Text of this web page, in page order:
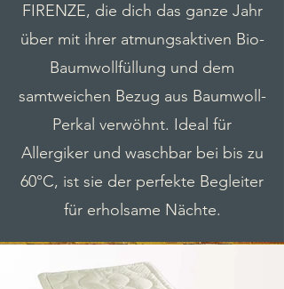
FIRENZE, die dich das ganze Jahr
über mit ihrer atmungsaktiven Bio-
Baumwollfüllung und dem
samtweichen Bezug aus Baumwoll-
Perkal verwöhnt. Ideal für
Allergiker und waschbar bei bis zu
60°C, ist sie der perfekte Begleiter
für erholsame Nächte.